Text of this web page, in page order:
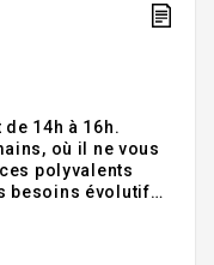
14h à 16h.
où il ne vous
polyvalents
besoins évolutifs
jolie cuisine